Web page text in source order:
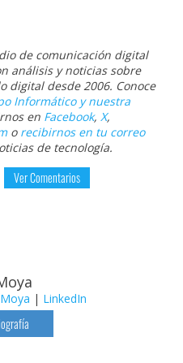
de comunicación digital
análisis y noticias sobre
digital desde 2006. Conoce
Informático y nuestra
en Facebook, X,
o recibirnos en tu correo
de tecnología.
Ver Comentarios
| LinkedIn